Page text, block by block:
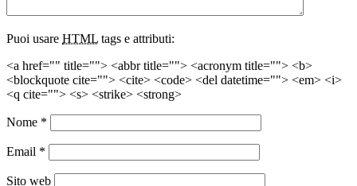
Puoi usare HTML tags e attributi:
<a href="" title=""> <abbr title=""> <acronym title=""> <b>
<blockquote cite=""> <cite> <code> <del datetime=""> <em> <i>
<q cite=""> <s> <strike> <strong>
Nome *
Email *
Sito web